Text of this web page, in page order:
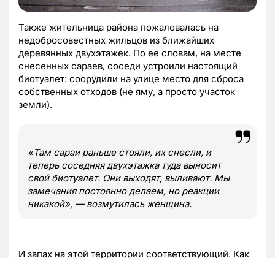
Также жительница района пожаловалась на
недобросовестных жильцов из ближайших
деревянных двухэтажек. По ее словам, на месте
снесенных сараев, соседи устроили настоящий
биотуалет: соорудили на улице место для сброса
собственных отходов (не яму, а просто участок
земли).
«Там сараи раньше стояли, их снесли, и
теперь соседняя двухэтажка туда выносит
свой биотуалет. Они выходят, выливают. Мы
замечания постоянно делаем, но реакции
никакой», — возмутилась женщина.
И запах на этой территории соответствующий. Как